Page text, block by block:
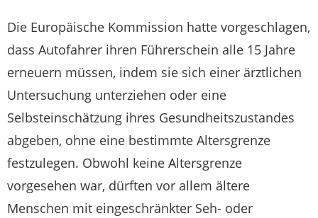
Die Europäische Kommission hatte vorgeschlagen,
dass Autofahrer ihren Führerschein alle 15 Jahre
erneuern müssen, indem sie sich einer ärztlichen
Untersuchung unterziehen oder eine
Selbsteinschätzung ihres Gesundheitszustandes
abgeben, ohne eine bestimmte Altersgrenze
festzulegen. Obwohl keine Altersgrenze
vorgesehen war, dürften vor allem ältere
Menschen mit eingeschränkter Seh- oder